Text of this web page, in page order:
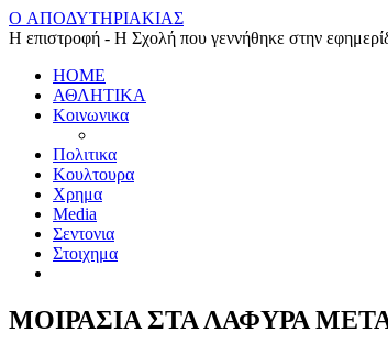
O ΑΠΟΔΥΤΗΡΙΑΚΙΑΣ
Η επιστροφή - Η Σχολή που γεννήθηκε στην
HOME
ΑΘΛΗΤΙΚΑ
Κοινωνικα
Πολιτικα
Κουλτουρα
Χρημα
Media
Σεντονια
Στοιχημα
ΜΟΙΡΑΣΙΑ ΣΤΑ ΛΑΦΥΡΑ